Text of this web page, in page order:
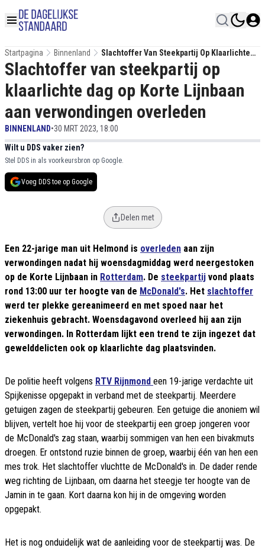
Startpagina Binnenland
Slachtoffer Van Steekpartij Op Klaarlichte
Dag Op Korte Lijnbaan Aan Verwondingen
Overleden
Slachtoffer van steekpartij op
klaarlichte dag op Korte Lijnbaan
aan verwondingen overleden
BINNENLAND•30 MRT 2023, 18:00
Wilt u DDS vaker zien?
Stel DDS in als voorkeursbron op Google.
Voeg DDS toe op Google
Delen met
Een 22-jarige man uit Helmond is overleden aan zijn
verwondingen nadat hij woensdagmiddag werd neergestoken
op de Korte Lijnbaan in Rotterdam. De steekpartij vond plaats
rond 13:00 uur ter hoogte van de McDonald's. Het slachtoffer
werd ter plekke gereanimeerd en met spoed naar het
ziekenhuis gebracht. Woensdagavond overleed hij aan zijn
verwondingen. In Rotterdam lijkt een trend te zijn ingezet dat
gewelddelicten ook op klaarlichte dag plaatsvinden.
De politie heeft volgens RTV Rijnmond een 19-jarige verdachte uit
Spijkenisse opgepakt in verband met de steekpartij. Meerdere
getuigen zagen de steekpartij gebeuren. Een getuige die anoniem wil
blijven, vertelt hoe hij voor de steekpartij een groep jongeren voor
de McDonald's zag staan, waarbij sommigen van hen een bivakmuts
droegen. Er ontstond ruzie binnen de groep, waarbij één van hen een
mes trok. Het slachtoffer vluchtte de McDonald's in. De dader rende
weg richting de Lijnbaan, om daarna het steegje ter hoogte van de
Jamin in te gaan. Kort daarna kon hij in de omgeving worden
opgepakt.
Het is nog onduidelijk wat de aanleiding voor de steekpartij was. De